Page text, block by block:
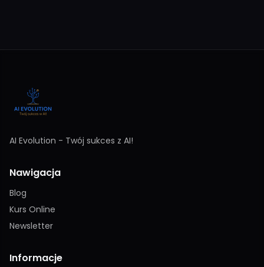
AI Evolution - Twój sukces z AI!
Nawigacja
Blog
Kurs Online
Newsletter
Informacje